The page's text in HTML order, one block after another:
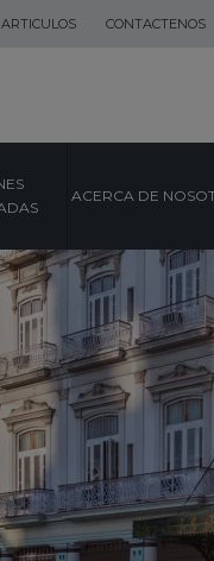
CONTACTENOS
ACERCA DE